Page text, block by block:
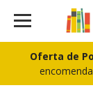
Oferta de